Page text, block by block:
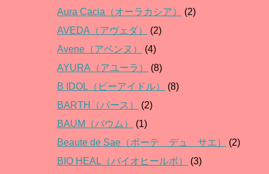
Aura Cacia（オーラカシア）
(2)
AVEDA（アヴェダ）
(2)
Avene（アベンヌ）
(4)
AYURA（アユーラ）
(8)
B IDOL（ビーアイドル）
(8)
BARTH（バース）
(2)
BAUM（バウム）
(1)
Beaute de Sae（ボーテ デュ サエ）
(2)
BIO HEAL（バイオヒールボ）
(3)